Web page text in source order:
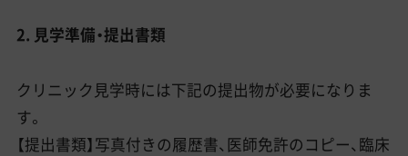
2. 見学準備・提出書類
クリニック見学時には下記の提出物が必要になりま
す。
【提出書類】写真付きの履歴書、医師免許のコピー、臨床